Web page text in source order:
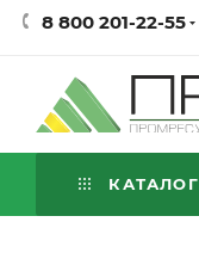
8 800 201-22-55
КАТАЛОГ